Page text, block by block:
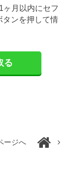
ヶ月以内にセフ
タンを押して情
る
ージへ